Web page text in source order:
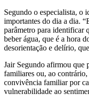
Segundo o especialista, o
importantes do dia a dia.
parâmetro para identificar
beber água, que é a hora
desorientação e delírio,
Jair Segundo afirmou que
familiares ou, ao contrário,
convivência familiar por
vulnerabilidade ao